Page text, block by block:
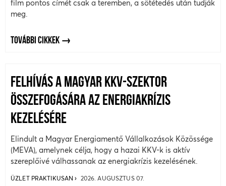
film pontos címét csak a teremben, a sötétedés után tudják
meg.
TOVÁBBI CIKKEK
FELHÍVÁS A MAGYAR KKV-SZEKTOR
ÖSSZEFOGÁSÁRA AZ ENERGIAKRÍZIS
KEZELÉSÉRE
Elindult a Magyar Energiamentő Vállalkozások Közössége
(MEVA), amelynek célja, hogy a hazai KKV-k is aktív
szereplőivé válhassanak az energiakrízis kezelésének.
ÜZLET PRAKTIKUSAN 2026. AUGUSZTUS 07.